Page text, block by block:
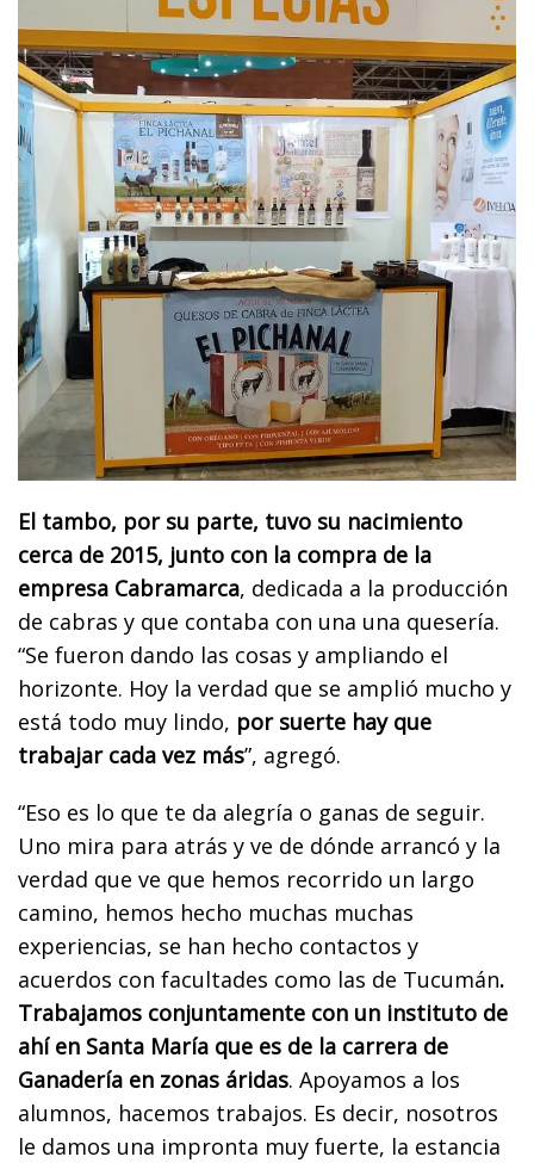
El tambo, por su parte, tuvo su nacimiento
cerca de 2015, junto con la compra de la
empresa Cabramarca, dedicada a la producción
de cabras y que contaba con una una quesería.
“Se fueron dando las cosas y ampliando el
horizonte. Hoy la verdad que se amplió mucho y
está todo muy lindo, por suerte hay que
trabajar cada vez más”, agregó.
“Eso es lo que te da alegría o ganas de seguir.
Uno mira para atrás y ve de dónde arrancó y la
verdad que ve que hemos recorrido un largo
camino, hemos hecho muchas muchas
experiencias, se han hecho contactos y
acuerdos con facultades como las de Tucumán.
Trabajamos conjuntamente con un instituto de
ahí en Santa María que es de la carrera de
Ganadería en zonas áridas. Apoyamos a los
alumnos, hacemos trabajos. Es decir, nosotros
le damos una impronta muy fuerte, la estancia